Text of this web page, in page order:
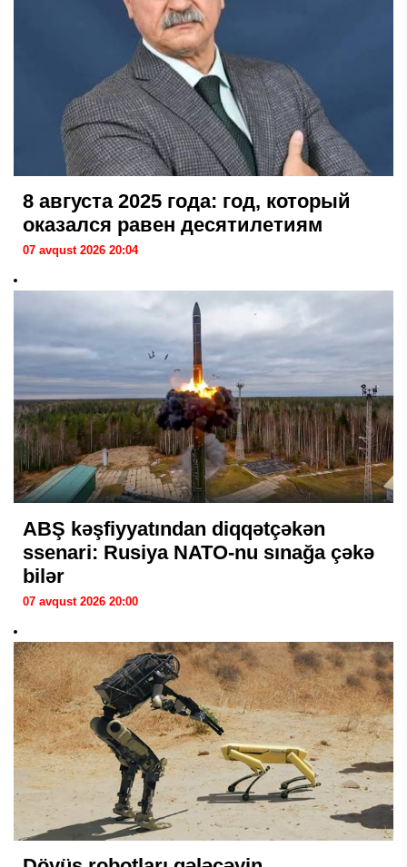
8 августа 2025 года: год, который
оказался равен десятилетиям
07 avqust 2026 20:04
ABŞ kəşfiyyatından diqqətçəkən
ssenari: Rusiya NATO-nu sınağa çəkə
bilər
07 avqust 2026 20:00